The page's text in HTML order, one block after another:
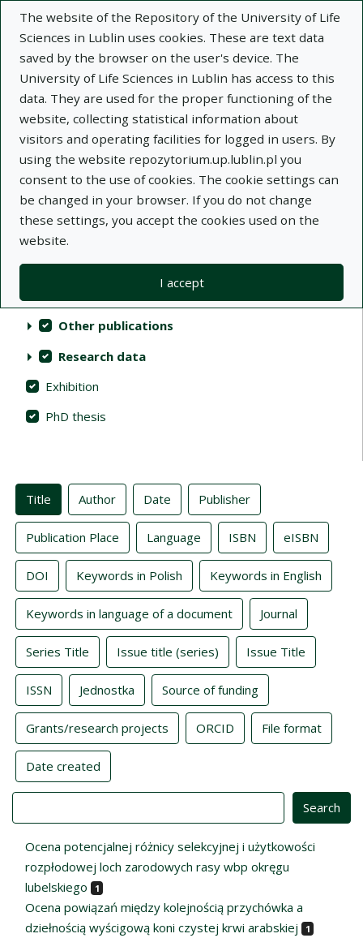
The website of the Repository of the University of Life
Sciences in Lublin uses cookies. These are text data
saved by the browser on the user's device. The
University of Life Sciences in Lublin has access to this
data. They are used for the proper functioning of the
website, collecting statistical information about
visitors and operating facilities for logged in users. By
using the website repozytorium.up.lublin.pl you
consent to the use of cookies. The cookie settings can
be changed in your browser. If you do not change
these settings, you accept the cookies used on the
website.
I accept
Repository of University of Life Sciences
in Lublin
Indexes
Actions on collections Clear Select all
Collections(automatic content reloading)
Scientific publications
Other publications
Research data
Exhibition
PhD thesis
Indexes
Title Author Date Publisher
Publication Place Language ISBN eISBN
DOI Keywords in Polish Keywords in English
Keywords in language of a document Journal
Series Title Issue title (series) Issue Title
ISSN Jednostka Source of funding
Grants/research projects ORCID File format
Date created
Ocena potencjalnej różnicy selekcyjnej i użytkowości
rozpłodowej loch zarodowych rasy wbp okręgu
lubelskiego
1
Ocena powiązań między kolejnością przychówka a
dziełnością wyścigową koni czystej krwi arabskiej
1